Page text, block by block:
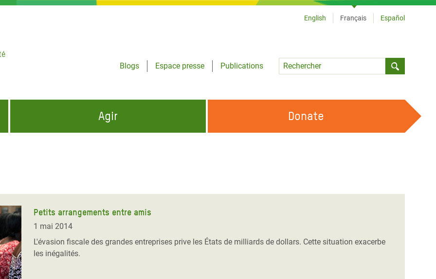
Blogs
Espace presse
Publications
Language
English Français Español
Gaza
et
en Afrique de
Yémen
Agir Donate
Petits arrangements entre amis
1 mai 2014
L'évasion fiscale des grandes entreprises prive les États de milliards de dollars. Cette situation exacerbe
les inégalités.